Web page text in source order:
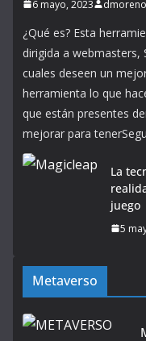
6 mayo, 2023
¿Qué es? Esta
dirigida a webmasters,
cuales deseen un
herramienta lo que
que están presentes
mejorar para
La
juego
5
Metaverso